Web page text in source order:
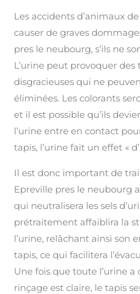
Les accidents d’animaux
causer de graves
pres le neubourg, s’ils ne
L’urine peut provoquer des
disgracieuses qui ne
éliminées. Les colorants
et il est possible qu’ils
l’urine entre en contact
tapis, l’urine fait un effet «
Il est donc important de
Epreville pres le neubourg
qui neutralisera les sels
prétraitement affaiblira la
l’urine, relâchant ainsi son
tapis, ce qui facilitera
Une fois que toute l’urine a
rinçage est claire, le tapis